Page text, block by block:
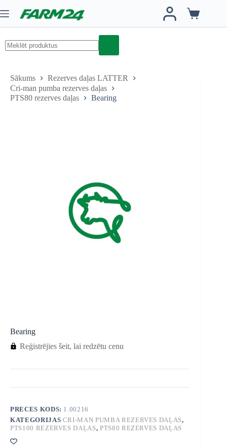
to
content
Iepirkumu
grozs
Sākums
Rezerves daļas LATTER
Cri-man pumba rezerves daļas
PTS80 rezerves daļas
Bearing
Bearing
Reģistrējies šeit, lai redzētu cenu
PRECES KODS: 1.00216
KATEGORIJAS CRI-MAN PUMBA REZERVES DAĻAS,
PTS100 REZERVES DAĻAS, PTS80 REZERVES DAĻAS